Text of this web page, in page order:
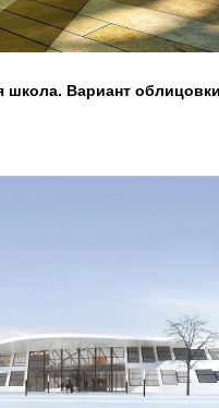
школа. Вариант